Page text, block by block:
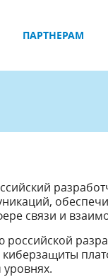
ПАРТНЕРАМ
связи и
уровнях.